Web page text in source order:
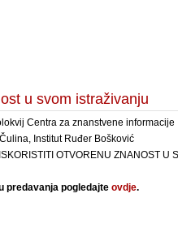
u svom istraživanju
Centra za znanstvene informacije
Institut Ruđer Bošković
OTVORENU ZNANOST U
predavanja pogledajte ovdje.